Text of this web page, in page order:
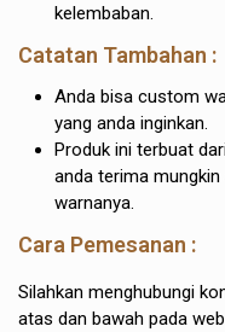
kelembaban.
Catatan Tambahan :
Anda bisa custom
yang anda inginkan.
Produk ini terbuat
anda terima
warnanya.
Cara Pemesanan :
Silahkan menghubungi
atas dan bawah pada